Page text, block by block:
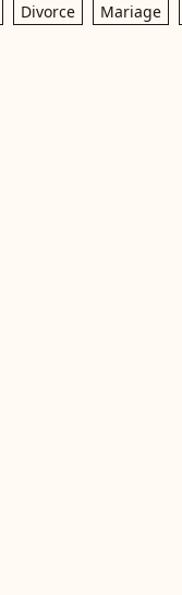
Divorce Mariage